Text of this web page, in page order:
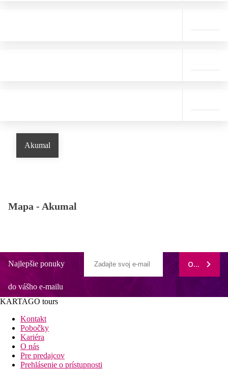
Akumal
Mapa - Akumal
Najlepšie ponuky
do vášho e-mailu
ODOBERAŤ
KARTAGO tours
Kontakt
Pobočky
Kariéra
O nás
Pre predajcov
Prehlásenie o prístupnosti